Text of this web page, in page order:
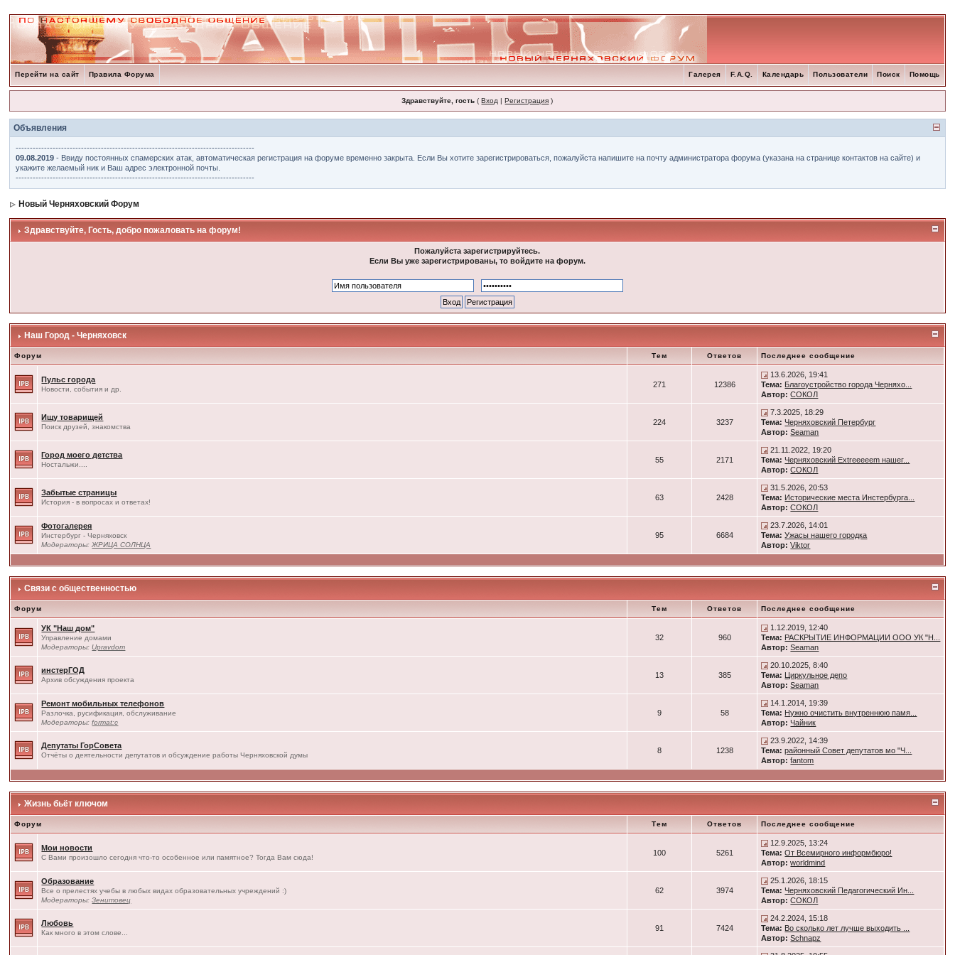
Перейти на сайт Правила Форума Помощь
Поиск
Пользователи
Календарь
F.A.Q.
Галерея
Здравствуйте, гость (Вход |Регистрация )
Объявления
------------------------------------------------------------------------------------
09.08.2019 - Ввиду постоянных спамерских атак, автоматическая регистрация на форуме временно закрыта. Если Вы хотите зарегистрироваться, пожалуйста напишите на почту администратора форума (указана на странице контактов на сайте) и
укажите желаемый ник и Ваш адрес электронной почты.
------------------------------------------------------------------------------------
Новый Черняховский Форум
Здравствуйте, Гость, добро пожаловать на форум!
Пожалуйста зарегистрируйтесь.
Если Вы уже зарегистрированы, то войдите на форум.
Наш Город - Черняховск
Форум Тем Ответов Последнее сообщение
Пульс города
Новости, события и др.
271 12386
13.6.2026, 19:41
Тема: Благоустройство города Черняхо...
Автор: СОКОЛ
Ищу товарищей
Поиск друзей, знакомства
224 3237
7.3.2025, 18:29
Тема: Черняховский Петербург
Автор: Seaman
Город моего детства
Ностальжи....
55 2171
21.11.2022, 19:20
Тема: Черняховский Extreeeeem нашег...
Автор: СОКОЛ
Забытые страницы
История - в вопросах и ответах!
63 2428
31.5.2026, 20:53
Тема: Исторические места Инстербурга...
Автор: СОКОЛ
Фотогалерея
Инстербург - Черняховск
Модераторы:ЖРИЦА СОЛНЦА
95 6684
23.7.2026, 14:01
Тема: Ужасы нашего городка
Автор: Viktor
Связи с общественностью
Форум Тем Ответов Последнее сообщение
УК "Наш дом"
Управление домами
Модераторы:Upravdom
32 960
1.12.2019, 12:40
Тема: РАСКРЫТИЕ ИНФОРМАЦИИ ООО УК "Н...
Автор: Seaman
инстерГОД
Архив обсуждения проекта
13 385
20.10.2025, 8:40
Тема: Циркульное депо
Автор: Seaman
Ремонт мобильных телефонов
Разлочка, русификация, обслуживание
Модераторы:format:c
9 58
14.1.2014, 19:39
Тема: Нужно очистить внутреннюю памя...
Автор: Чайник
Депутаты ГорСовета
Отчёты о деятельности депутатов и обсуждение работы Черняховской думы
8 1238
23.9.2022, 14:39
Тема: районный Совет депутатов мо "Ч...
Автор: fantom
Жизнь бьёт ключом
Форум Тем Ответов Последнее сообщение
Мои новости
С Вами произошло сегодня что-то особенное или памятное? Тогда Вам сюда!
100 5261
12.9.2025, 13:24
Тема: От Всемирного информбюро!
Автор: worldmind
Образование
Все о прелестях учебы в любых видах образовательных учреждений :)
Модераторы:Зенитовец
62 3974
25.1.2026, 18:15
Тема: Черняховский Педагогический Ин...
Автор: СОКОЛ
Любовь
Как много в этом слове...
91 7424
24.2.2024, 15:18
Тема: Во сколько лет лучше выходить ...
Автор: Schnapz